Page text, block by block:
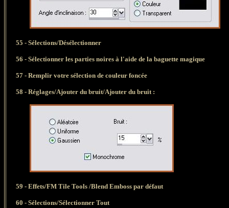
55 - Sélections/Désélectionner
56 - Sélectionner les parties noires à l'aide de la baguette magique
57 - Remplir votre sélection de couleur foncée
58 - Réglages/Ajouter du bruit/Ajouter du bruit :
59 - Effets/FM Tile Tools /Blend Emboss par défaut
60 - Sélections/Sélectionner Tout